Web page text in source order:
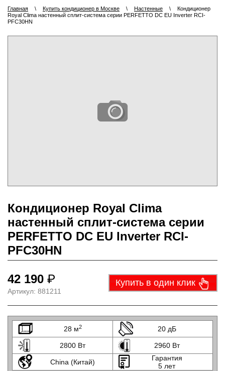
Главная \ Купить кондиционер в Москве \ Настенные \
Кондиционер
Royal Clima настенный сплит-система серии PERFETTO DC EU Inverter RCI-
PFC30HN
Кондиционер Royal Clima
настенный сплит-система серии
PERFETTO DC EU Inverter RCI-
PFC30HN
42 190 ₽
Артикул: 881211
Купить в один клик
28 м2 20 дБ
2800 Вт 2960 Вт
China (Китай)
Гарантия
5 лет